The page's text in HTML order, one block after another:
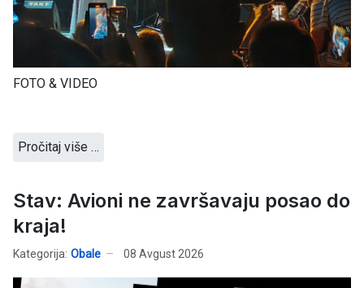
FOTO & VIDEO
Pročitaj više …
Stav: Avioni ne završavaju posao do
kraja!
Kategorija: Obale 08 Avgust 2026